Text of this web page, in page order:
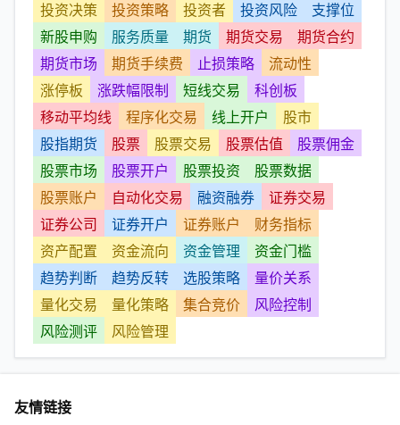
投资决策
投资策略 投资者 投资风险
支撑位
新股申购
服务质量 期货 期货交易
期货合约
期货市场
期货手续费 止损策略
流动性
涨停板
涨跌幅限制 短线交易
科创板
移动平均线
程序化交易 线上开户
股市
股指期货
股票 股票交易 股票估值
股票佣金
股票市场
股票开户 股票投资
股票数据
股票账户
自动化交易 融资融券
证券交易
证券公司
证券开户 证券账户
财务指标
资产配置
资金流向 资金管理
资金门槛
趋势判断
趋势反转 选股策略
量价关系
量化交易
量化策略 集合竞价
风险控制
风险测评
风险管理
友情链接